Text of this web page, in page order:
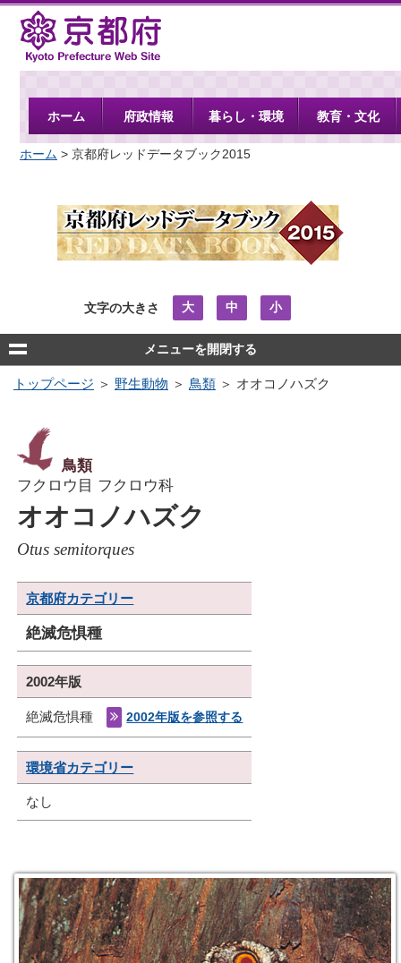
京都府
ホーム 府政情報 暮らし・環境 教育・文化
ホーム > 京都府レッドデータブック2015
文字の大きさ 大 中 小
メニューを開閉する
トップページ ＞ 野生動物 ＞ 鳥類 ＞ オオコノハズク
鳥類
フクロウ目 フクロウ科
オオコノハズク
Otus semitorques
京都府カテゴリー
絶滅危惧種
2002年版
絶滅危惧種 2002年版を参照する
環境省カテゴリー
なし